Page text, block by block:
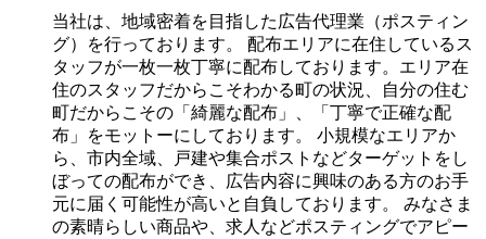
当社は、地域密着を目指した広告代理業（ポスティン
グ）を行っております。 配布エリアに在住しているス
タッフが一枚一枚丁寧に配布しております。エリア在
住のスタッフだからこそわかる町の状況、自分の住む
町だからこその「綺麗な配布」、「丁寧で正確な配
布」をモットーにしております。 小規模なエリアか
ら、市内全域、戸建や集合ポストなどターゲットをし
ぼっての配布ができ、広告内容に興味のある方のお手
元に届く可能性が高いと自負しております。 みなさま
の素晴らしい商品や、求人などポスティングでアピー